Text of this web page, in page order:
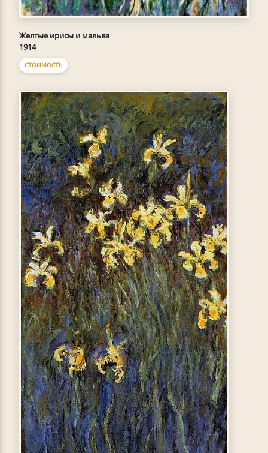
Желтые ирисы и мальва
1914
СТОИМОСТЬ